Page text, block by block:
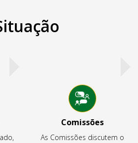
Comissões
As Comissões discutem o